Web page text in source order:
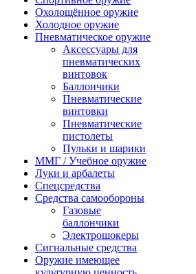
Охолощённое оружие
Холодное оружие
Пневматическое оружие
Аксессуары для
пневматических
винтовок
Баллончики
Пневматические
винтовки
Пневматические
пистолеты
Пульки и шарики
ММГ / Учебное оружие
Луки и арбалеты
Спецсредства
Средства самообороны
Газовые
баллончики
Электрошокеры
Сигнальные средства
Оружие имеющее